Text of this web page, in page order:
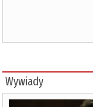
Wywiady